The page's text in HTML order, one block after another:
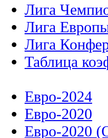
Лига
Лига
Лига
Таблица
Евро-2024
Евро-2020
Евро-2020